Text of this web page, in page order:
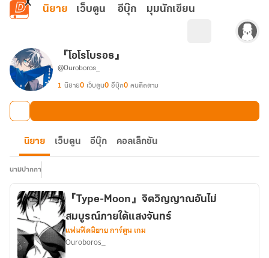
ข้ามไปยังเนื้อหาหลัก
นิยาย เว็บตูน อีบุ๊ก มุมนักเขียน
『โอโรโบรอธ』
@Ouroboros_
1 นิยาย0 เว็บตูน0 อีบุ๊ก0 คนติดตาม
นิยาย เว็บตูน อีบุ๊ก คอลเล็กชัน
นามปากกา
『Type-Moon』จิตวิญญาณอันไม่
สมบูรณ์ภายใต้แสงจันทร์
แฟนฟิคนิยาย การ์ตูน เกม
Ouroboros_